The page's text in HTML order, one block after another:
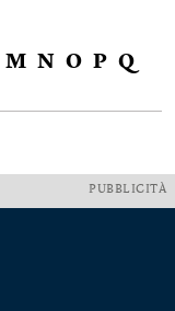
M N O P Q
PUBBLICITÀ